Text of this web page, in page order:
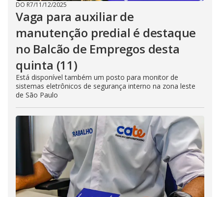
DO R7/11/12/2025
Vaga para auxiliar de
manutenção predial é destaque
no Balcão de Empregos desta
quinta (11)
Está disponível também um posto para monitor de
sistemas eletrônicos de segurança interno na zona leste
de São Paulo